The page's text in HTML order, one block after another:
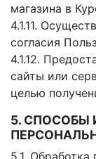
магазина в
4.1.11.
согласия
4.1.12.
сайты или
целью
5. СПОСОБЫ